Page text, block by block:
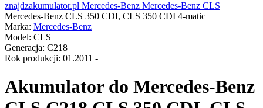
znajdzakumulator.pl Mercedes-Benz Mercedes-Benz CLS
Mercedes-Benz CLS 350 CDI, CLS 350 CDI 4-matic
Marka: Mercedes-Benz
Model: CLS
Generacja: C218
Rok produkcji: 01.2011 -
Akumulator do Mercedes-Benz